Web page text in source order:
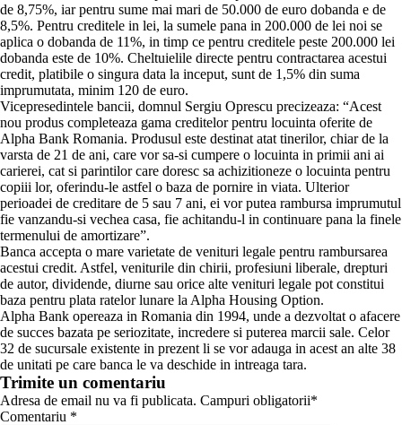
de 8,75%, iar pentru sume mai mari de 50.000 de euro dobanda e de
8,5%. Pentru creditele in lei, la sumele pana in 200.000 de lei noi se
aplica o dobanda de 11%, in timp ce pentru creditele peste 200.000 lei
dobanda este de 10%. Cheltuielile directe pentru contractarea acestui
credit, platibile o singura data la inceput, sunt de 1,5% din suma
imprumutata, minim 120 de euro.
Vicepresedintele bancii, domnul Sergiu Oprescu precizeaza: “Acest
nou produs completeaza gama creditelor pentru locuinta oferite de
Alpha Bank Romania. Produsul este destinat atat tinerilor, chiar de la
varsta de 21 de ani, care vor sa-si cumpere o locuinta in primii ani ai
carierei, cat si parintilor care doresc sa achizitioneze o locuinta pentru
copiii lor, oferindu-le astfel o baza de pornire in viata. Ulterior
perioadei de creditare de 5 sau 7 ani, ei vor putea rambursa imprumutul
fie vanzandu-si vechea casa, fie achitandu-l in continuare pana la finele
termenului de amortizare”.
Banca accepta o mare varietate de venituri legale pentru rambursarea
acestui credit. Astfel, veniturile din chirii, profesiuni liberale, drepturi
de autor, dividende, diurne sau orice alte venituri legale pot constitui
baza pentru plata ratelor lunare la Alpha Housing Option.
Alpha Bank opereaza in Romania din 1994, unde a dezvoltat o afacere
de succes bazata pe seriozitate, incredere si puterea marcii sale. Celor
32 de sucursale existente in prezent li se vor adauga in acest an alte 38
de unitati pe care banca le va deschide in intreaga tara.
Trimite un comentariu
Adresa de email nu va fi publicata. Campuri obligatorii*
Comentariu *